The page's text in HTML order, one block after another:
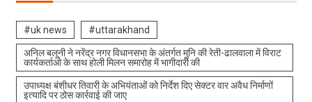
#uk news #uttarakhand
अनिल बलूनी ने नरेंद्र नगर विधानसभा के अंतर्गत मुनि की रेती-ढालवाला में विराट
कार्यकर्ताओ के साथ होली मिलन समारोह में भागीदारी की
उपाध्यक्ष बंशीधर तिवारी के अभियंताओं को निर्देश दिए सेक्टर वार अवैध निर्माणों
इत्यादि पर ठोस कार्रवाई की जाए